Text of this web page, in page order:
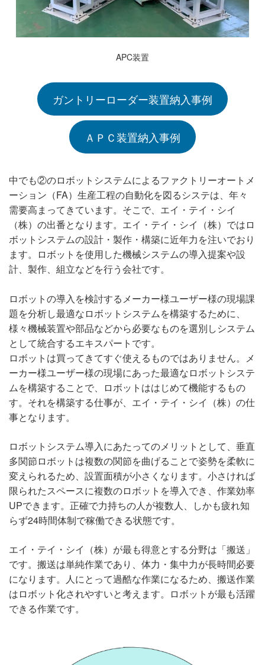
APC装置
ガントリーローダー装置納入事例
ＡＰＣ装置納入事例
中でも②のロボットシステムによるファクトリーオートメ
ーション（FA）生産工程の自動化を図るシステは、年々
需要高まってきています。そこで、エイ・テイ・シイ
（株）の出番となります。エイ・テイ・シイ（株）ではロ
ボットシステムの設計・製作・構築に近年力を注いでおり
ます。ロボットを使用した機械システムの導入提案や設
計、製作、組立などを行う会社です。
ロボットの導入を検討するメーカー様ユーザー様の現場課
題を分析し最適なロボットシステムを構築するために、
様々機械装置や部品などから必要なものを選別しシステム
として統合するエキスパートです。
ロボットは買ってきてすぐ使えるものではありません。メ
ーカー様ユーザー様の現場にあった最適なロボットシステ
ムを構築することで、ロボットははじめて機能するもの
す。それを構築する仕事が、エイ・テイ・シイ（株）の仕
事となります。
ロボットシステム導入にあたってのメリットとして、垂直
多関節ロボットは複数の関節を曲げることで姿勢を柔軟に
変えられるため、設置面積が小さくなります。小さければ
限られたスペースに複数のロボットを導入でき、作業効率
UPできます。正確で力持ちの人が複数人、しかも疲れ知
らず24時間体制で稼働できる状態です。
エイ・テイ・シイ（株）が最も得意とする分野は「搬送」
です。搬送は単純作業であり、体力・集中力が長時間必要
になります。人にとって過酷な作業になるため、搬送作業
はロボット化されやすいと考えます。ロボットが最も活躍
できる作業です。